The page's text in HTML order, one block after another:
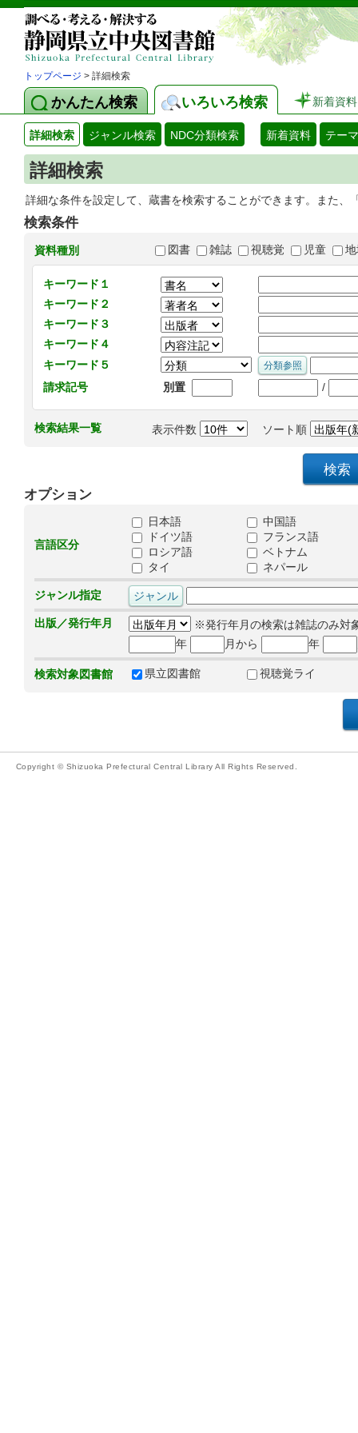
トップページ > 詳細検索
かんたん検索 いろいろ検索 新着資料
詳細検索 ジャンル検索 NDC分類検索 新着資料 テー
詳細検索
詳細な条件を設定して、蔵書を検索することができます。また
検索条件
資料種別 図書 雑誌 視聴覚 児童
キーワード１
キーワード２
キーワード３
キーワード４
キーワード５
請求記号
別置 /
検索結果一覧 表示件数 ソート順
オプション
言語区分
日本語
中国語
ドイツ語
フランス語
ロシア語
ベトナム
タイ
ネパール
ジャンル指定
出版／発行年月
※発行年月の検索は雑誌のみ対
年
月から 年
検索対象図書館 県立図書館 視聴覚ライ
Copyright © Shizuoka Prefectural Central Library All Rights Reserved.